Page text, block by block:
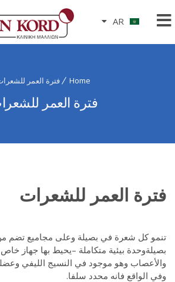
AR
Home فترة العمر
فترة العمر
فترة العمر للشعرات
بصيلةوحدة بيئية متكاملة –يحيط بها جهاز خاص
وفي الواقع فانه محدد سلفا.